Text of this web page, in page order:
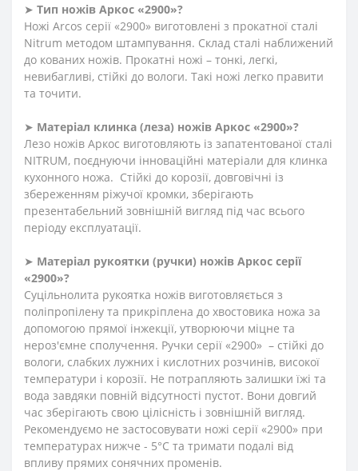
➤ Тип ножів Аркос «2900»?
Ножі Arcos серії «2900» виготовлені з прокатної сталі
Nitrum методом штампування. Склад сталі наближений
до кованих ножів. Прокатні ножі – тонкі, легкі,
невибагливі, стійкі до вологи. Такі ножі легко правити
та точити.
➤ Матеріал клинка (леза) ножів Аркос «2900»?
Лезо ножів Аркос виготовляють із запатентованої сталі
NITRUM, поєднуючи інноваційні матеріали для клинка
кухонного ножа. Стійкі до корозії, довговічні із
збереженням ріжучої кромки, зберігають
презентабельний зовнішній вигляд під час всього
періоду експлуатації.
➤ Матеріал рукоятки (ручки) ножів Аркос серії
«2900»?
Суцільнолита рукоятка ножів виготовляється з
поліпропілену та прикріплена до хвостовика ножа за
допомогою прямої інжекції, утворюючи міцне та
нероз'ємне сполучення. Ручки серії «2900» – стійкі до
вологи, слабких лужних і кислотних розчинів, високої
температури і корозії. Не потрапляють залишки їжі та
вода завдяки повній відсутності пустот. Вони довгий
час зберігають свою цілісність і зовнішній вигляд.
Рекомендуємо не застосовувати ножі серії «2900» при
температурах нижче - 5°С та тримати подалі від
впливу прямих сонячних променів.